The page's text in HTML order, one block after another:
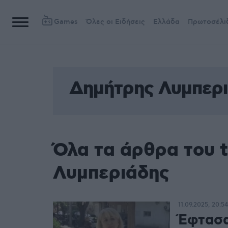
Games Όλες οι Ειδήσεις Ελλάδα
Δημήτρης
Όλα τα άρθρα του
Λυμπεριάδης
11.09.2025, 20:54